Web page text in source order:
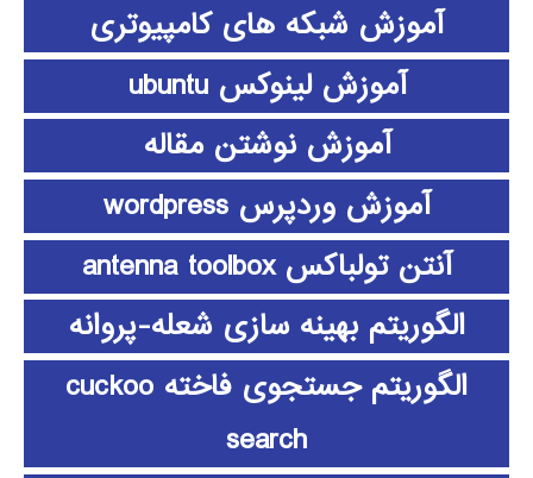
آموزش شبکه های کامپیوتری
آموزش لینوکس ubuntu
آموزش نوشتن مقاله
آموزش وردپرس wordpress
آنتن تولباکس antenna toolbox
الگوریتم بهینه سازی شعله-پروانه
الگوریتم جستجوی فاخته cuckoo
search